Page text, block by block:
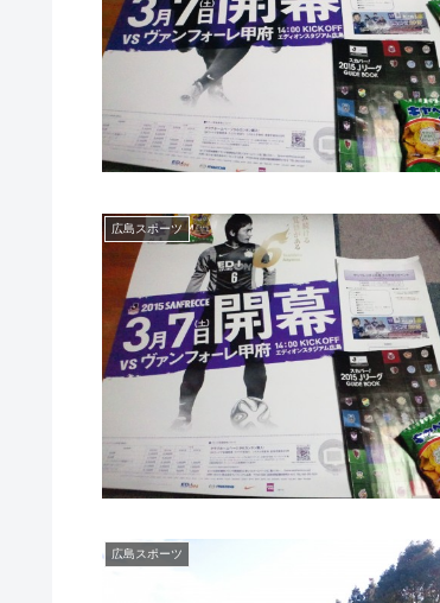
広島スポーツ
広島スポーツ